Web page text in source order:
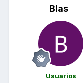
Blas
Usuarios